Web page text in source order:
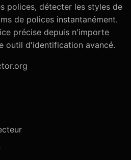
polices, détecter les styles de
de polices instantanément.
précise depuis n'importe
outil d'identification avancé.